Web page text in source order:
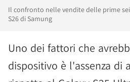
Il confronto nelle vendite delle prime
S26 di Samung
Uno dei fattori che
dispositivo è l'assenza di